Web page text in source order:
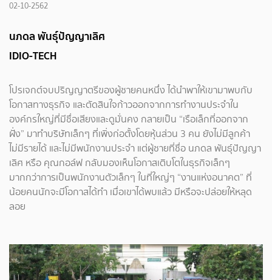
02-10-2562
นภดล พันธุ์ปัญญาเลิศ
IDIO-TECH
โปรเจกต์จบปริญญาตรีของผู้ชายคนหนึ่ง ได้นำพาให้เขามาพบกับ
โอกาสทางธุรกิจ และตัดสินใจก้าวออกจากการทำงานประจำใน
องค์กรใหญ่ที่มีชื่อเสียงและดูมั่นคง กลายเป็น “เรือเล็กที่ออกจาก
ฝั่ง” มาทำบริษัทเล็กๆ ที่เพิ่งก่อตั้งโดยหุ้นส่วน 3 คน ยังไม่มีลูกค้า
ไม่มีรายได้ และไม่มีพนักงานประจำ แต่ผู้ชายที่ชื่อ นภดล พันธุ์ปัญญา
เลิศ หรือ คุณกอล์ฟ กลับมองเห็นโอกาสเติบโตในธุรกิจเล็กๆ
มากกว่าการเป็นพนักงานตัวเล็กๆ ในที่ใหญ่ๆ “งานแห่งอนาคต” ที่
น้อยคนนักจะมีโอกาสได้ทำ เมื่อเขาได้พบแล้ว มีหรือจะปล่อยให้หลุด
ลอย